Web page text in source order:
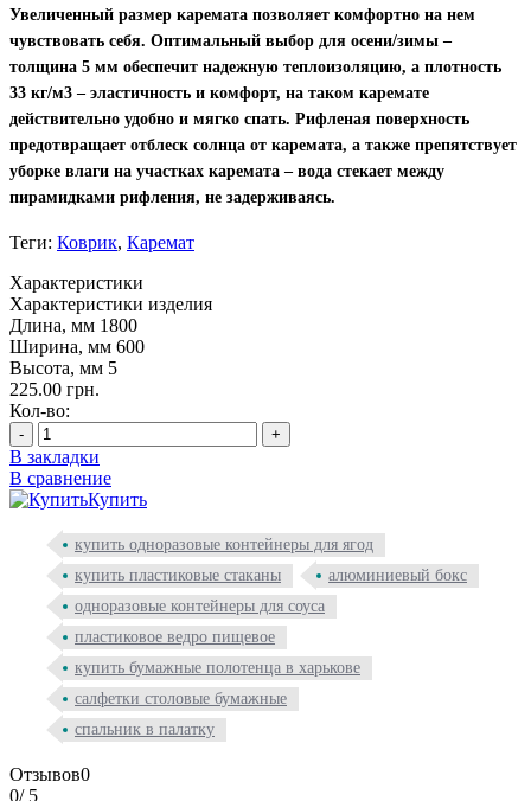
Увеличенный размер каремата позволяет комфортно на нем
чувствовать себя. Оптимальный выбор для осени/зимы –
толщина 5 мм обеспечит надежную теплоизоляцию, а плотность
33 кг/м3 – эластичность и комфорт, на таком каремате
действительно удобно и мягко спать. Рифленая поверхность
предотвращает отблеск солнца от каремата, а также препятствует
уборке влаги на участках каремата – вода стекает между
пирамидками рифления, не задерживаясь.
Теги: Коврик, Каремат
Характеристики
Характеристики изделия
Длина, мм 1800
Ширина, мм 600
Высота, мм 5
225.00 грн.
Кол-во:
- +
В закладки
В сравнение
Купить
купить одноразовые контейнеры для ягод
купить пластиковые стаканы
алюминиевый бокс
одноразовые контейнеры для соуса
пластиковое ведро пищевое
купить бумажные полотенца в харькове
салфетки столовые бумажные
спальник в палатку
Отзывов0
0/ 5